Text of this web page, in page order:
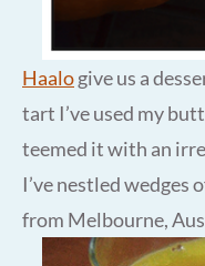
Haalogive us a
tart I’ve used my
teemed it with an
I’ve nestled
from Melbourne,